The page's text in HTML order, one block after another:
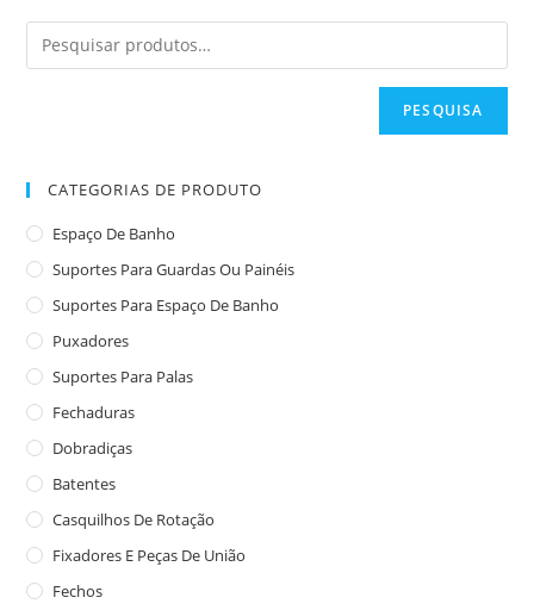
PESQUISA
CATEGORIAS DE PRODUTO
Espaço De Banho
Suportes Para Guardas Ou Painéis
Suportes Para Espaço De Banho
Puxadores
Suportes Para Palas
Fechaduras
Dobradiças
Batentes
Casquilhos De Rotação
Fixadores E Peças De União
Fechos